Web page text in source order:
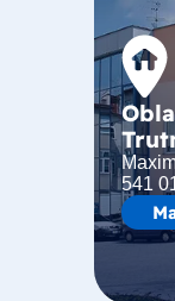
541